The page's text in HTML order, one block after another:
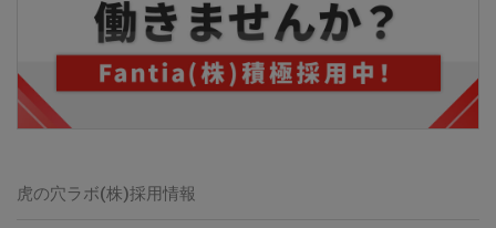
虎の穴ラボ(株)採用情報